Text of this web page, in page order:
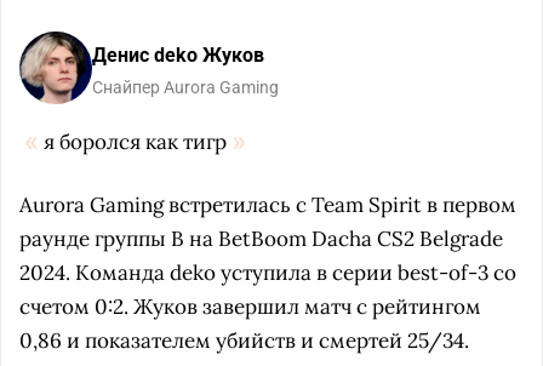
Денис deko Жуков
Снайпер Aurora Gaming
я боролся как тигр
Aurora Gaming встретилась с Team Spirit в первом
раунде группы B на BetBoom Dacha CS2 Belgrade
2024. Команда deko уступила в серии best-of-3 со
счетом 0:2. Жуков завершил матч с рейтингом
0,86 и показателем убийств и смертей 25/34.